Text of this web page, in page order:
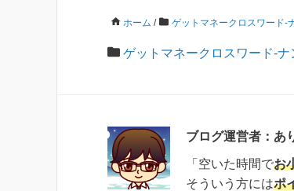
ホーム / ゲットマネークロスワード-
ゲットマネークロスワード-ナ
ブログ運営者：あ
「空いた時間でお
そういう方にはポ